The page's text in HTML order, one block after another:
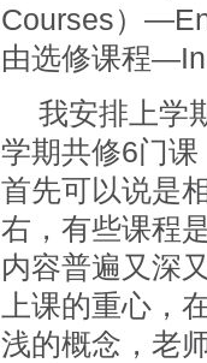
Courses）
由选修课程—
我安排上学
学期共修6门
首先可以说是
右，有些课程
内容普遍又深
上课的重心，
浅的概念，老